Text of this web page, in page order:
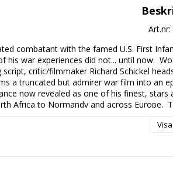
combatant with the famed U.S. First
his war experiences did not... until now.
script, critic/filmmaker Richard Schickel
a truncated but admirer war film into an
now revealed as one of his finest,
Africa to Normandy and across Europe.